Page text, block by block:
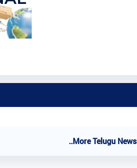
..More Telugu News